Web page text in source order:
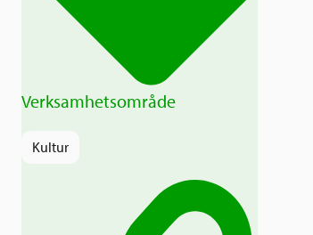
Verksamhetsområde
Kultur